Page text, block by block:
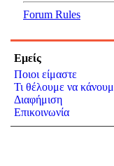
Forum Rules
Εμείς
Ποιοι είμαστε
Τι θέλουμε να
Διαφήμιση
Επικοινωνία